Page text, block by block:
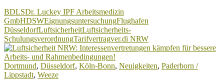
BDLSDr. Luckey IPF Arbeitsmedizin
GmbHDSWEignungsuntersuchungFlughafen
DüsseldorfLuftsicherheitLuftsicherheits-
SchulungsverordnungTarifvertragver.di NRW
Dortmund, Düsseldorf, Köln-Bonn, Neuigkeiten, Paderborn /
Lippstadt, Weeze